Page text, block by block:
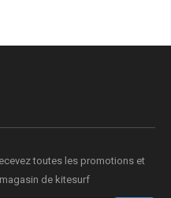
toutes les promotions et
de kitesurf